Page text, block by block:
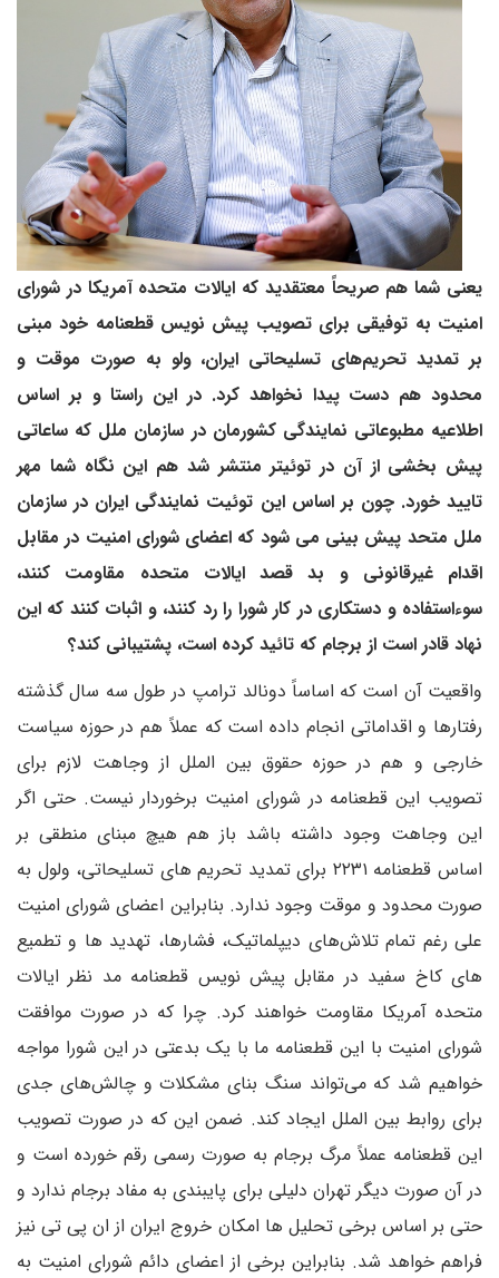
یعنی شما هم صریحاً معتقدید که ایالات متحده آمریکا در شورای
امنیت به توفیقی برای تصویب پیش نویس قطعنامه خود مبنی
بر تمدید تحریم‌های تسلیحاتی ایران، ولو به صورت موقت و
محدود هم دست پیدا نخواهد کرد. در این راستا و بر اساس
اطلاعیه مطبوعاتی نمایندگی کشورمان در سازمان ملل که ساعاتی
پیش بخشی از آن در توئیتر منتشر شد هم این نگاه شما مهر
تایید خورد. چون بر اساس این توئیت نمایندگی ایران در سازمان
ملل متحد پیش بینی می شود که اعضای شورای امنیت در مقابل
اقدام غیرقانونی و بد قصد ایالات متحده مقاومت کنند،
سوءاستفاده و دستکاری در کار شورا را رد کنند، و اثبات کنند که این
نهاد قادر است از برجام که تائید کرده است، پشتیبانی کند؟
واقعیت آن است که اساساً دونالد ترامپ در طول سه سال گذشته
رفتارها و اقداماتی انجام داده است که عملاً هم در حوزه سیاست
خارجی و هم در حوزه حقوق بین الملل از وجاهت لازم برای
تصویب این قطعنامه در شورای امنیت برخوردار نیست. حتی اگر
این وجاهت وجود داشته باشد باز هم هیچ مبنای منطقی بر
اساس قطعنامه ۲۲۳۱ برای تمدید تحریم های تسلیحاتی، ولول به
صورت محدود و موقت وجود ندارد. بنابراین اعضای شورای امنیت
علی رغم تمام تلاش‌های دیپلماتیک، فشارها، تهدید ها و تطمیع
های کاخ سفید در مقابل پیش نویس قطعنامه مد نظر ایالات
متحده آمریکا مقاومت خواهند کرد. چرا که در صورت موافقت
شورای امنیت با این قطعنامه ما با یک بدعتی در این شورا مواجه
خواهیم شد که می‌تواند سنگ بنای مشکلات و چالش‌های جدی
برای روابط بین الملل ایجاد کند. ضمن این که در صورت تصویب
این قطعنامه عملاً مرگ برجام به صورت رسمی رقم خورده است و
در آن صورت دیگر تهران دلیلی برای پایبندی به مفاد برجام ندارد و
حتی بر اساس برخی تحلیل ها امکان خروج ایران از ان پی تی نیز
فراهم خواهد شد. بنابراین برخی از اعضای دائم شورای امنیت به